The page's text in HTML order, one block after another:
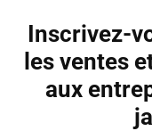
Inscrivez-
les ventes
aux